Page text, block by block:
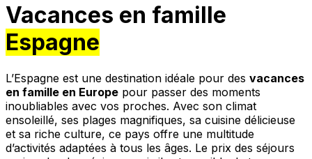
Vacances en famille
Espagne
L’Espagne est une destination idéale pour des vacances
en famille en Europe pour passer des moments
inoubliables avec vos proches. Avec son climat
ensoleillé, ses plages magnifiques, sa cuisine délicieuse
et sa riche culture, ce pays offre une multitude
d’activités adaptées à tous les âges. Le prix des séjours